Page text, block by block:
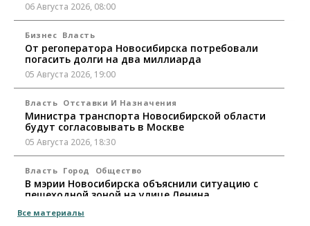
06 Августа 2026, 08:00
Бизнес Власть
От регоператора Новосибирска потребовали
погасить долги на два миллиарда
05 Августа 2026, 19:00
Власть Отставки И Назначения
Министра транспорта Новосибирской области
будут согласовывать в Москве
05 Августа 2026, 18:30
Власть Город Общество
В мэрии Новосибирска объяснили ситуацию с
пешеходной зоной на улице Ленина
05 Августа 2026, 18:00
Все материалы